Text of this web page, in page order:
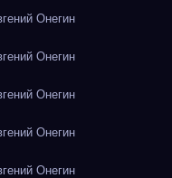
Онегин
Онегин
Онегин
Онегин
Онегин